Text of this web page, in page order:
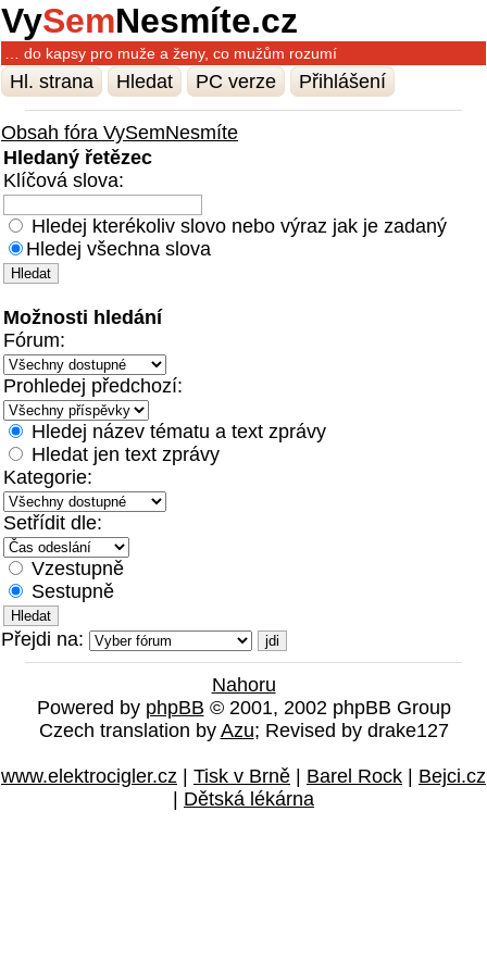
VySemNesmíte.cz
… do kapsy pro muže a ženy, co mužům rozumí
Hl. strana Hledat PC verze Přihlášení
Obsah fóra VySemNesmíte
Hledaný řetězec
Klíčová slova:
Hledej kterékoliv slovo nebo výraz jak je zadaný
Hledej všechna slova
Možnosti hledání
Fórum:
Prohledej předchozí:
Hledej název tématu a text zprávy
Hledat jen text zprávy
Kategorie:
Setřídit dle:
Vzestupně
Sestupně
Přejdi na:
Nahoru
Powered by phpBB © 2001, 2002 phpBB Group
Czech translation by Azu; Revised by drake127
www.elektrocigler.cz Tisk v Brně Barel Rock
Bejci.cz
Dětská lékárna